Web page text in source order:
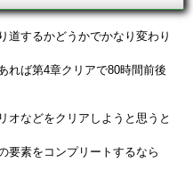
道するかどうかでかなり変わり
れば第4章クリアで80時間前後
オなどをクリアしようと思うと
要素をコンプリートするなら